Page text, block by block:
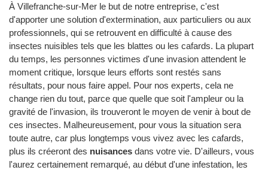
À Villefranche-sur-Mer le but de notre entreprise, c'est
d'apporter une solution d'extermination, aux particuliers ou aux
professionnels, qui se retrouvent en difficulté à cause des
insectes nuisibles tels que les blattes ou les cafards. La plupart
du temps, les personnes victimes d'une invasion attendent le
moment critique, lorsque leurs efforts sont restés sans
résultats, pour nous faire appel. Pour nos experts, cela ne
change rien du tout, parce que quelle que soit l'ampleur ou la
gravité de l'invasion, ils trouveront le moyen de venir à bout de
ces insectes. Malheureusement, pour vous la situation sera
toute autre, car plus longtemps vous vivez avec les cafards,
plus ils créeront des nuisances dans votre vie. D'ailleurs, vous
l'aurez certainement remarqué, au début d'une infestation, les